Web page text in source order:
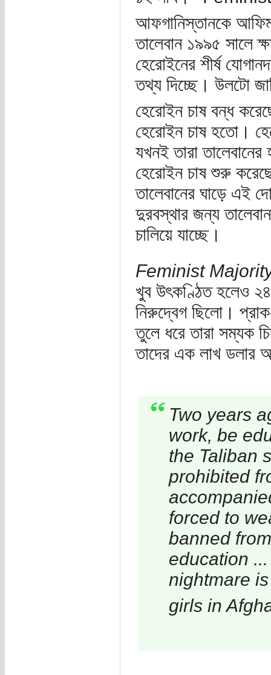
আফগানিস্তানকে আফিম
তালেবান ১৯৯৫ সালে
হেরোইনের শীর্ষ
তথ্য দিচ্ছে। উলটো
হেরোইন চাষ বন্ধ
হেরোইন চাষ হতো।
যখনই তারা
হেরোইন চাষ শুরু
তালেবানের ঘাড়ে এই
দুরবস্থার জন্য
চালিয়ে যাচ্ছে।
Feminist
খুব উৎকণ্ঠিত হলেও ২৪
নিরুদ্বেগ ছিলো।
তুলে ধরে তারা সম্যক
তাদের এক লাখ ডলার
Two years
work, be
the Taliban
prohibited
forced to
banned
education
nightmare
girls in